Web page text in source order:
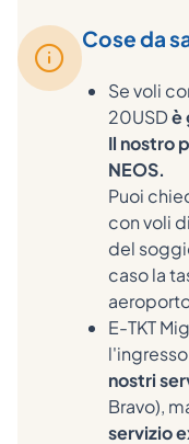
Cose da
Se voli
20USDè
Il nostro
NEOS.
Puoi
con voli
del
caso la
E-TKT
nostri
Bravo),
servizio